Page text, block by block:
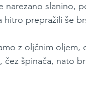
narezano slanino,
prepražili še
z oljčnim oljem,
špinača, nato